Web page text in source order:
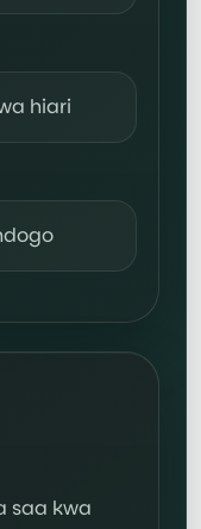
hiari
saa kwa